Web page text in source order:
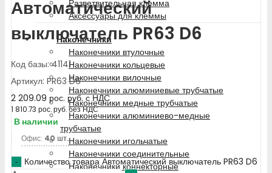
Разветвительная клемма
Аксессуары для клеммы
Наконечники
Наконечники втулочные
Наконечники кольцевые
Наконечники вилочные
Наконечники алюминиевые трубчатые
Наконечники медные трубчатые
Наконечники алюминиево-медные
трубчатые
Наконечники игольчатые
Наконечники соединительные
Наконечники коннекторные
Автоматический
выключатель PR63 D6
Код базы: 41141
Артикул: PR63 D6
2 209.09 рос. руб.с НДС
1 810.73 рос. руб.без НДС
В наличии
Офис: 40 шт.
Количество товара Автоматический выключатель PR63 D6